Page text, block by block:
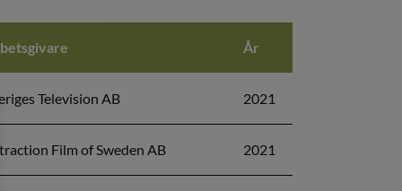
År
Television AB 2021
Film of Sweden AB 2021